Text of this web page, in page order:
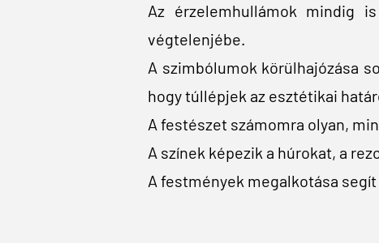
Az érzelemhullámok mindig
végtelenjébe.
A szimbólumok körülhajózása
hogy túllépjek az esztétikai
A festészet számomra olyan,
A színek képezik a húrokat, a
A festmények megalkotása